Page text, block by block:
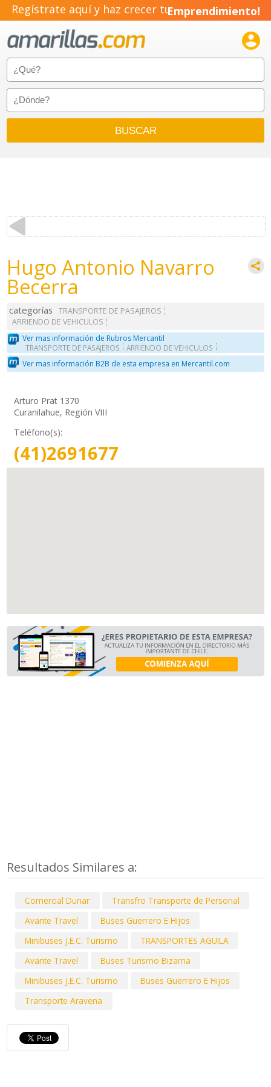
Regístrate aquí y haz crecer tuEmprendimiento!

Hugo Antonio Navarro
Becerra
categorías
TRANSPORTE DE PASAJEROS
ARRIENDO DE VEHICULOS
Ver mas información de Rubros Mercantil
TRANSPORTE DE PASAJEROS ARRIENDO DE VEHICULOS
Ver mas información B2B de esta empresa en Mercantil.com
Arturo Prat 1370
Curanilahue, Región VIII
Teléfono(s):
(41)2691677
Resultados Similares a:
Comercial Dunar
Transfro Transporte de Personal
Avante Travel
Buses Guerrero E Hijos
Minibuses J.E.C. Turismo
TRANSPORTES AGUILA
Avante Travel
Buses Turismo Bizama
Minibuses J.E.C. Turismo
Buses Guerrero E Hijos
Transporte Aravena